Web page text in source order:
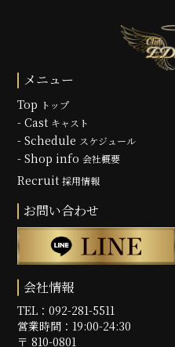
メニュー
Top トップ
- Cast キャスト
- Schedule スケジュール
- Shop info 会社概要
Recruit 採用情報
お問い合わせ
会社情報
TEL：092-281-5511
営業時間：19:00-24:30
〒 810-0801